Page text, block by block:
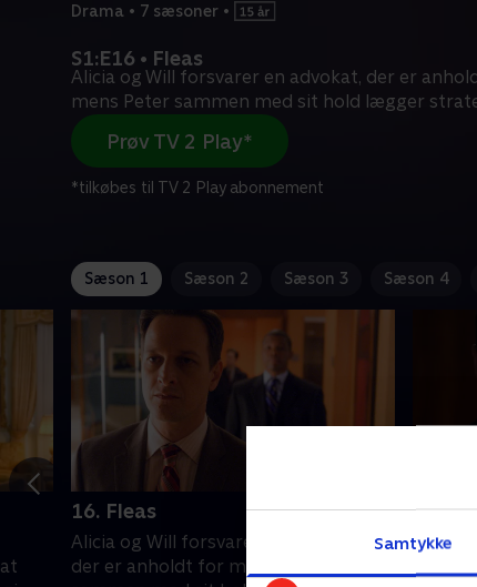
Samtykke
Drama • 7 sæsoner •
S1:E16 • Fleas
Alicia og Will forsvarer en advokat, der er
mens Peter sammen med sit hold lægger
Prøv TV 2 Play*
*tilkøbes til TV 2 Play abonnement
Sæson 1 Sæson 2 Sæson 3 Sæson 4
16. Fleas
Alicia og Will forsvarer en advokat,
der er anholdt for mord, mens Peter
17.
En